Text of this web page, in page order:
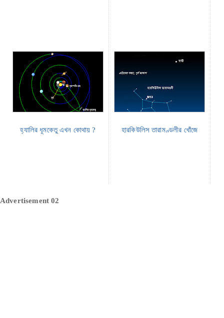
হ্যালির ধূমকেতু এখন কোথায় ? হারকিউলিস তারামণ্ডলীর খোঁজে
Advertisement 02